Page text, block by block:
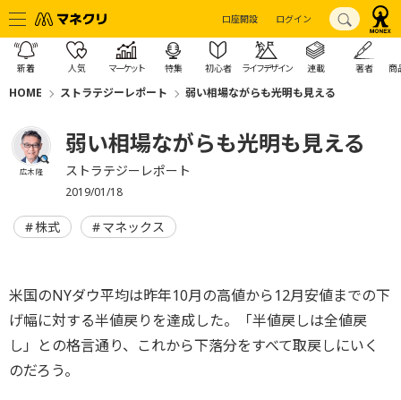
口座開設 ログイン
新着 人気 マーケット 特集 初心者 ライフデザイン 連載 著者 商
HOME ストラテジーレポート 弱い相場ながらも光明も見える
広木 隆
弱い相場ながらも光明も見える
ストラテジーレポート
2019/01/18
株式 マネックス
米国のNYダウ平均は昨年10月の高値から12月安値までの下
げ幅に対する半値戻りを達成した。「半値戻しは全値戻
し」との格言通り、これから下落分をすべて取戻しにいく
のだろう。